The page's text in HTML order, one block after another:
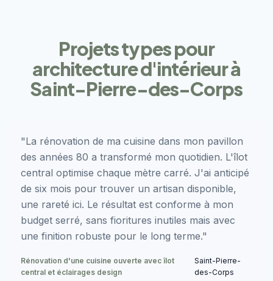
Projets types pour
architecture d'intérieur à
Saint-Pierre-des-Corps
"La rénovation de ma cuisine dans mon pavillon
des années 80 a transformé mon quotidien. L'îlot
central optimise chaque mètre carré. J'ai anticipé
de six mois pour trouver un artisan disponible,
une rareté ici. Le résultat est conforme à mon
budget serré, sans fioritures inutiles mais avec
une finition robuste pour le long terme."
Rénovation d'une cuisine ouverte avec îlot
central et éclairages design
Saint-Pierre-
des-Corps